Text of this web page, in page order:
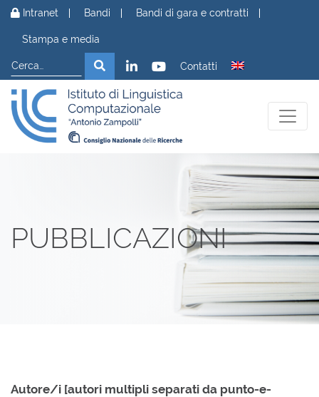
Vai al contenuto
Intranet Bandi Bandi di gara e contratti
Stampa e media
Cerca
Cerca Contatti
PUBBLICAZIONI
Autore/i [autori multipli separati da punto-e-